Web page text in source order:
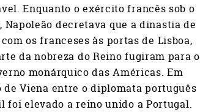
Enquanto o exército francês sob o
decretava que a dinastia de
os franceses às portas de Lisboa,
da nobreza do Reino fugiram para o
monárquico das Américas. Em
de Viena entre o diplomata português
foi elevado a reino unido a Portugal.